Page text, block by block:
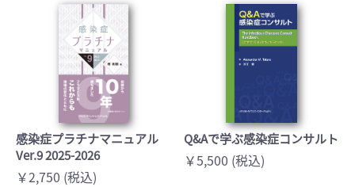
感染症プラチナマニュアル
Ver.9 2025-2026
￥2,750 (税込)
Q&Aで学ぶ感染症コンサルト
￥5,500 (税込)